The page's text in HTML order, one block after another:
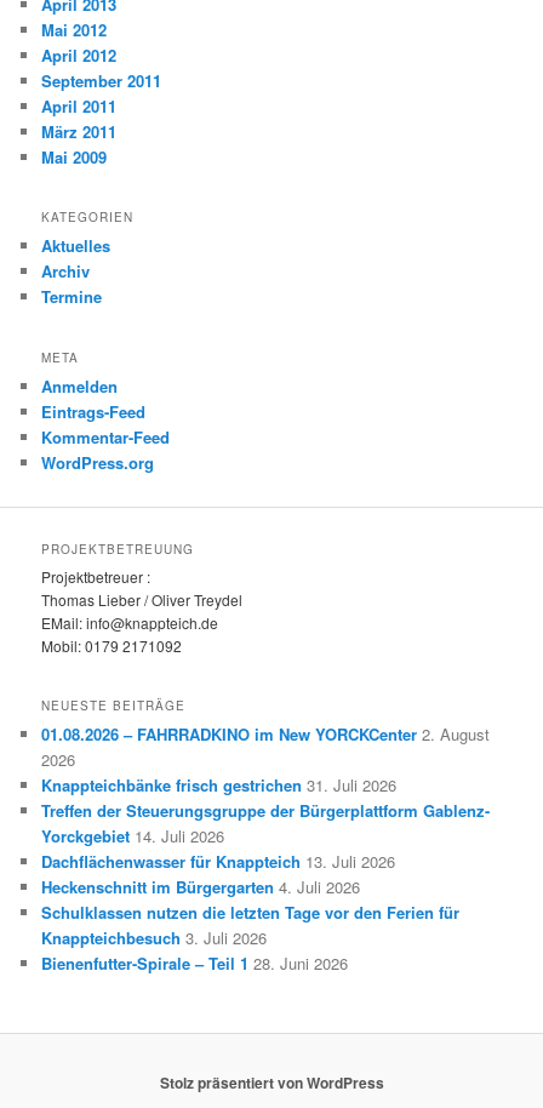
Mai 2012
April 2012
September 2011
April 2011
März 2011
Mai 2009
KATEGORIEN
Aktuelles
Archiv
Termine
META
Anmelden
Eintrags-Feed
Kommentar-Feed
WordPress.org
PROJEKTBETREUUNG
Projektbetreuer :
Thomas Lieber / Oliver Treydel
EMail: info@knappteich.de
Mobil: 0179 2171092
NEUESTE BEITRÄGE
01.08.2026 – FAHRRADKINO im New YORCKCenter 2. August
2026
Knappteichbänke frisch gestrichen 31. Juli 2026
Treffen der Steuerungsgruppe der Bürgerplattform Gablenz-
Yorckgebiet 14. Juli 2026
Dachflächenwasser für Knappteich 13. Juli 2026
Heckenschnitt im Bürgergarten 4. Juli 2026
Schulklassen nutzen die letzten Tage vor den Ferien für
Knappteichbesuch 3. Juli 2026
Bienenfutter-Spirale – Teil 1 28. Juni 2026
Stolz präsentiert von WordPress